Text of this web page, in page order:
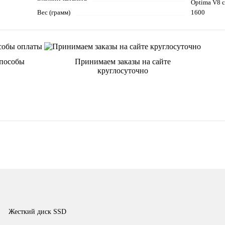
Optima V8
Вес (грамм)
1600
Принимаем заказы на сайте
круглосуточно
Жесткий диск SSD